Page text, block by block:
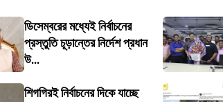
ডিসেম্বরের মধ্যেই নির্বাচনের
প্রস্তুতি চূড়ান্তের নির্দেশ প্রধান
উ...
শিগগিরই নির্বাচনের দিকে যাচ্ছে